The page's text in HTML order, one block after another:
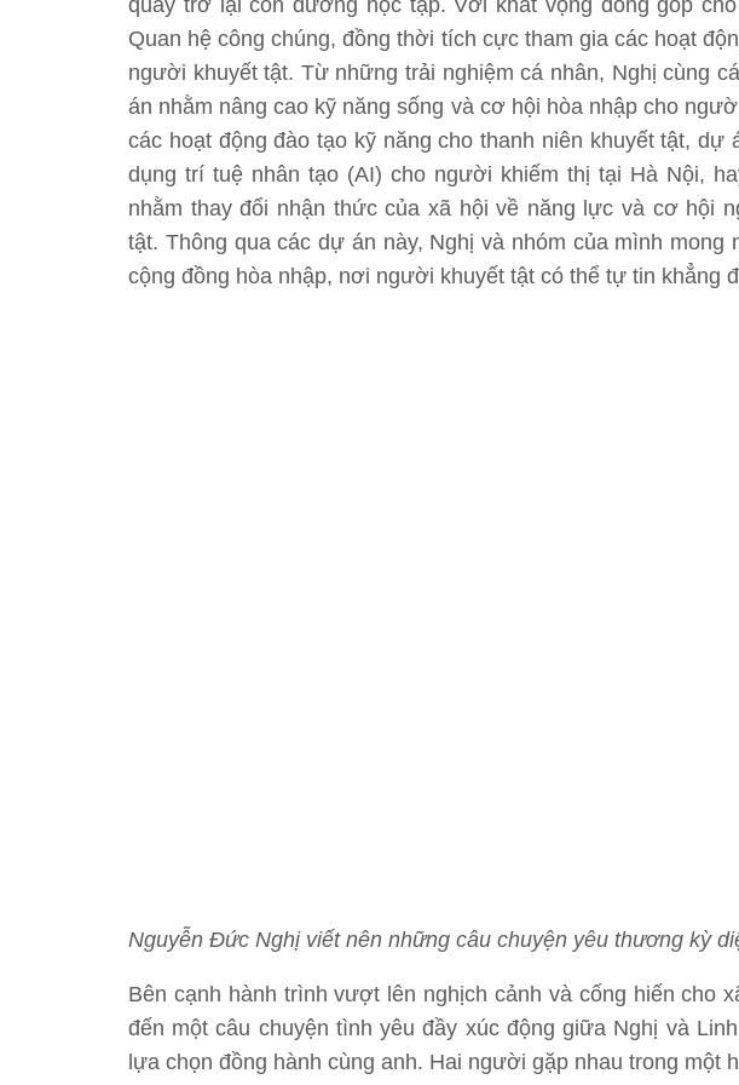
quay trở lại con đường học tập. Với khát vọng đóng góp
Quan hệ công chúng, đồng thời tích cực tham gia các hoạt
người khuyết tật. Từ những trải nghiệm cá nhân, Nghị cùng
án nhằm nâng cao kỹ năng sống và cơ hội hòa nhập cho
các hoạt động đào tạo kỹ năng cho thanh niên khuyết tật, dự
dụng trí tuệ nhân tạo (AI) cho người khiếm thị tại Hà Nội,
nhằm thay đổi nhận thức của xã hội về năng lực và cơ hội
tật. Thông qua các dự án này, Nghị và nhóm của mình mong
cộng đồng hòa nhập, nơi người khuyết tật có thể tự tin khẳng
Nguyễn Đức Nghị viết nên những câu chuyện yêu thương kỳ
Bên cạnh hành trình vượt lên nghịch cảnh và cống hiến cho
đến một câu chuyện tình yêu đầy xúc động giữa Nghị và
lựa chọn đồng hành cùng anh. Hai người gặp nhau trong một